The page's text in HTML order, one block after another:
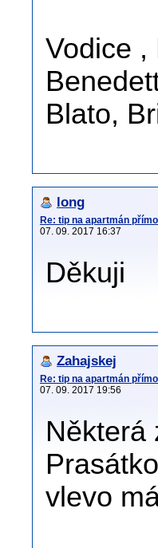
Vodice ,
Blato,
long
Re: tip na apartmán
07. 09. 2017 16:37
Děkuji
Zahajskej
Re: tip na apartmán
07. 09. 2017 19:56
Některá
vlevo